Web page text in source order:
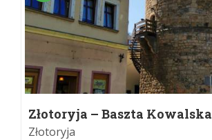
Złotoryja – Baszta Kowalska
Złotoryja